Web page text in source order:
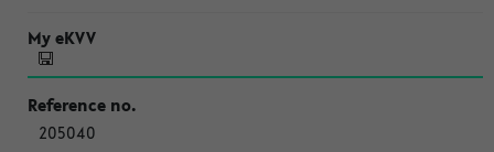
205040